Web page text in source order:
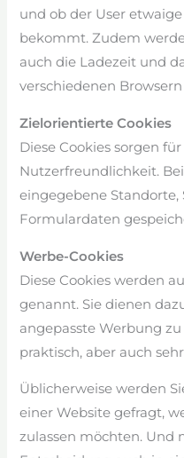
und ob der User
bekommt. Zudem
auch die Ladezeit und
verschiedenen
Zielorientierte Cookies
Diese Cookies sorgen
Nutzerfreundlichkeit.
eingegebene
Formulardaten
Werbe-Cookies
Diese Cookies werden
genannt. Sie dienen
angepasste Werbung
praktisch, aber auch
Üblicherweise werden
einer Website gefragt,
zulassen möchten. Und